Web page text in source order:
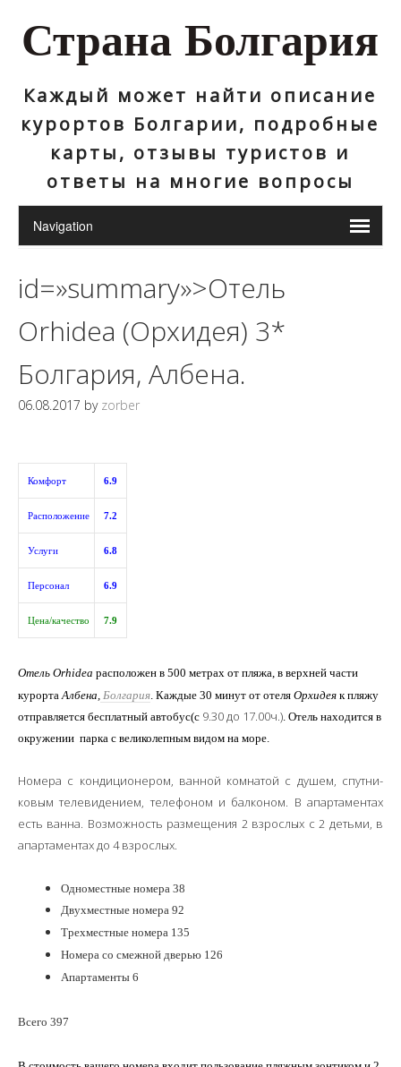
Страна Болгария
Каждый может найти описание
курортов Болгарии, подробные
карты, отзывы туристов и
ответы на многие вопросы
id=»summary»>Отель
Orhidea (Орхидея) 3*
Болгария, Албена.
06.08.2017 by zorber
Комфорт 6.9
Расположение 7.2
Услуги 6.8
Персонал 6.9
Цена/качество 7.9
Отель Orhidea расположен в 500 метрах от пляжа, в верхней части
курортаАлбена, Болгария. Каждые 30 минут от отеля Орхидея к пляжу
отправляется бесплатный автобус(с 9.30 до 17.00ч.). Отель находится в
окружении парка с великолепным видом на море.
Номера с кондиционером, ванной комнатой с душем, спутни-
ковым телевидением, телефоном и балконом. В апартаментах
есть ванна. Возможность размещения 2 взрослых с 2 детьми, в
апартаментах до 4 взрослых.
Одноместные номера 38
Двухместные номера 92
Трехместные номера 135
Номера со смежной дверью 126
Апартаменты 6
Всего 397